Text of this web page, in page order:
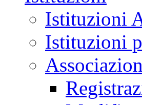
Istituzioni
Istituzioni